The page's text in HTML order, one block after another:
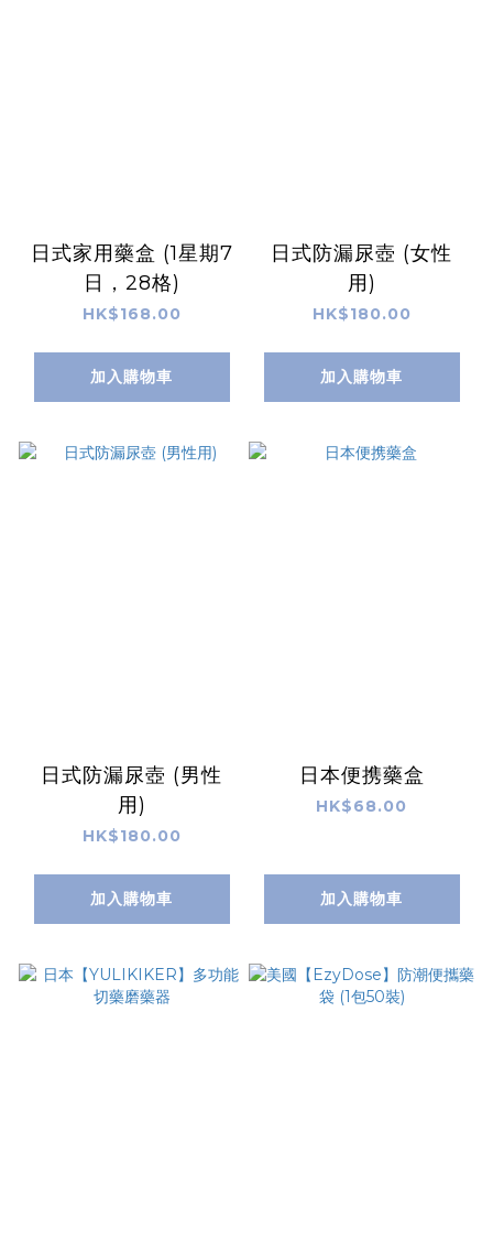
日式家用藥盒 (1星期7
日，28格)
HK$168.00
加入購物車
日式防漏尿壺 (女性
用)
HK$180.00
加入購物車
日式防漏尿壺 (男性
用)
HK$180.00
加入購物車
日本便携藥盒
HK$68.00
加入購物車